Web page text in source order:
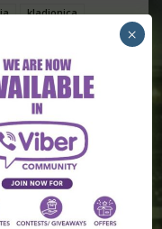
kladionica
sportske prognoze
tip dana
tip of day
prvenstva
×